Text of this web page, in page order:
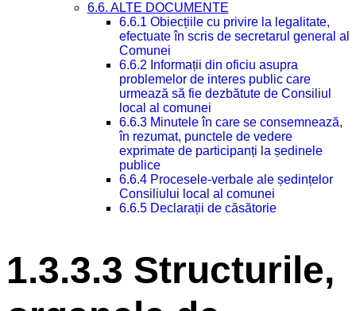
6.6. ALTE DOCUMENTE
6.6.1 Obiecțiile cu privire la legalitate,
efectuate în scris de secretarul general al
Comunei
6.6.2 Informații din oficiu asupra
problemelor de interes public care
urmează să fie dezbătute de Consiliul
local al comunei
6.6.3 Minutele în care se consemnează,
în rezumat, punctele de vedere
exprimate de participanți la ședinele
publice
6.6.4 Procesele-verbale ale ședințelor
Consiliului local al comunei
6.6.5 Declarații de căsătorie
1.3.3.3 Structurile,